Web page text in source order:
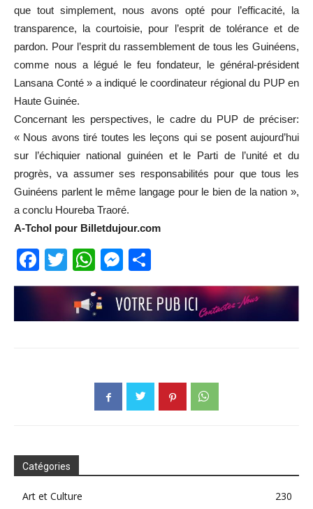
que tout simplement, nous avons opté pour l’efficacité, la
transparence, la courtoisie, pour l’esprit de tolérance et de
pardon. Pour l’esprit du rassemblement de tous les Guinéens,
comme nous a légué le feu fondateur, le général-président
Lansana Conté » a indiqué le coordinateur régional du PUP en
Haute Guinée.
Concernant les perspectives, le cadre du PUP de préciser:
« Nous avons tiré toutes les leçons qui se posent aujourd’hui
sur l’échiquier national guinéen et le Parti de l’unité et du
progrès, va assumer ses responsabilités pour que tous les
Guinéens parlent le même langage pour le bien de la nation »,
a conclu Houreba Traoré.
A-Tchol pour Billetdujour.com
Facebook
TwitterWhatsApp
Messenger
Catégories
Art et Culture
230